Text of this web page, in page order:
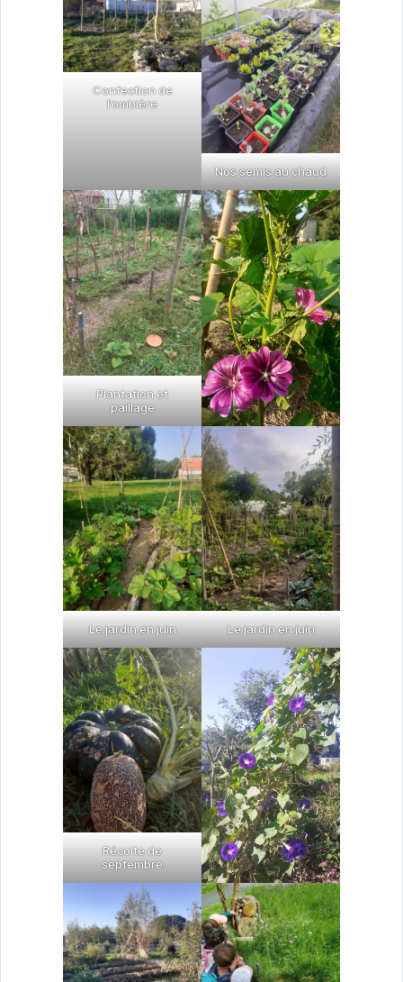
Confection de
l’ombière
Nos semis au chaud
Plantation et
paillage
Le jardin en juin Le jardin en juin
Récolte de
septembre